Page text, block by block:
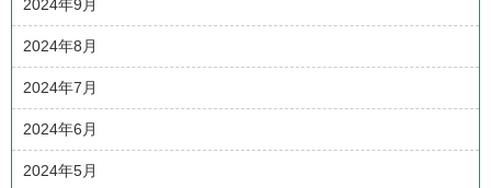
2024年9月
2024年8月
2024年7月
2024年6月
2024年5月